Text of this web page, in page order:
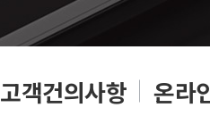
고객건의사항 온라